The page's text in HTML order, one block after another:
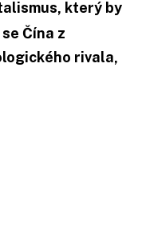
který by
Čína z
rivala,